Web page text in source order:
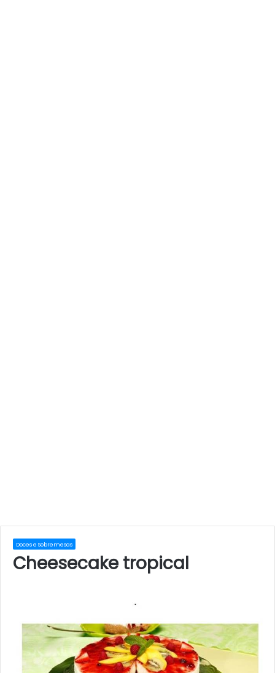
Doces e Sobremesas
Cheesecake tropical